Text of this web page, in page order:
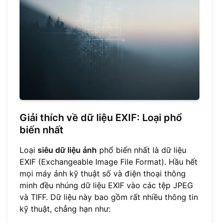
Giải thích về dữ liệu EXIF: Loại phổ
biến nhất
Loại siêu dữ liệu ảnh phổ biến nhất là dữ liệu
EXIF (Exchangeable Image File Format). Hầu hết
mọi máy ảnh kỹ thuật số và điện thoại thông
minh đều nhúng dữ liệu EXIF vào các tệp JPEG
và TIFF. Dữ liệu này bao gồm rất nhiều thông tin
kỹ thuật, chẳng hạn như: